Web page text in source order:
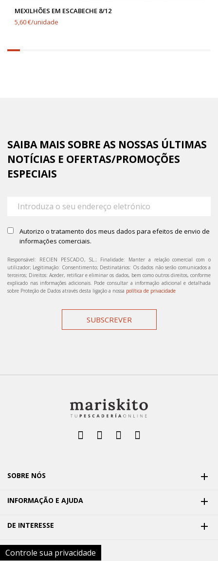
MEXILHÕES EM ESCABECHE 8/12
5,60 €/unidade
6.25%
SAIBA MAIS SOBRE AS NOSSAS ÚLTIMAS
NOTÍCIAS E OFERTAS/PROMOÇÕES
ESPECIAIS
Autorizo o tratamento dos meus dados para efeitos de envio de
informações comerciais.
Responsável: RECIEN PESCADO, SL.; Finalidade: Manter a relação comercial com o
utilizador; Legitimação: Consentimento; Destinatários: Os dados não serão comunicados a
terceiros; Direitos: Aceder, retificar e eliminar os dados, bem como outros direitos, conforme
explicado nas informações adicionais. Pode consultar a informação adicional e detalhada
sobre Proteção de Dados através desta ligação a nossa política de privacidade
SUBSCREVER
SOBRE NÓS 
INFORMAÇÃO E AJUDA 
DE INTERESSE 
Controle sua privacidade